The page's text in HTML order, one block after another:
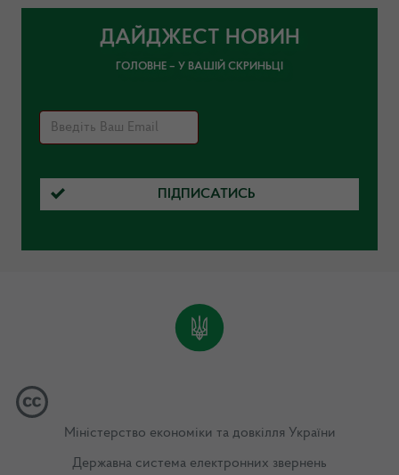
ДАЙДЖЕСТ НОВИН
ГОЛОВНЕ – У ВАШІЙ СКРИНЬЦІ
ПІДПИСАТИСЬ
Міністерство економіки та довкілля України
Державна система електронних звернень